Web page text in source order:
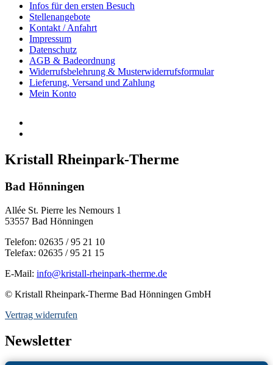
Infos für den ersten Besuch
Stellenangebote
Kontakt / Anfahrt
Impressum
Datenschutz
AGB & Badeordnung
Widerrufsbelehrung & Musterwiderrufsformular
Lieferung, Versand und Zahlung
Mein Konto
Kristall Rheinpark-Therme
Bad Hönningen
Allée St. Pierre les Nemours 1
53557 Bad Hönningen
Telefon: 02635 / 95 21 10
Telefax: 02635 / 95 21 15
E-Mail: info@kristall-rheinpark-therme.de
© Kristall Rheinpark-Therme Bad Hönningen GmbH
Vertrag widerrufen
Newsletter